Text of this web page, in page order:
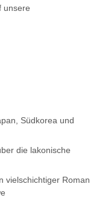
unsere
Südkorea und
die lakonische
vielschichtiger Roman